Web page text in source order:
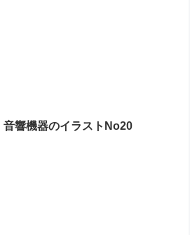
音響機器のイラストNo20